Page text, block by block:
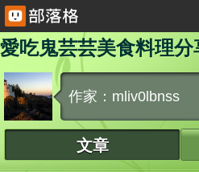
愛吃鬼芸芸美食料理
作家：mliv0lbnss
文章